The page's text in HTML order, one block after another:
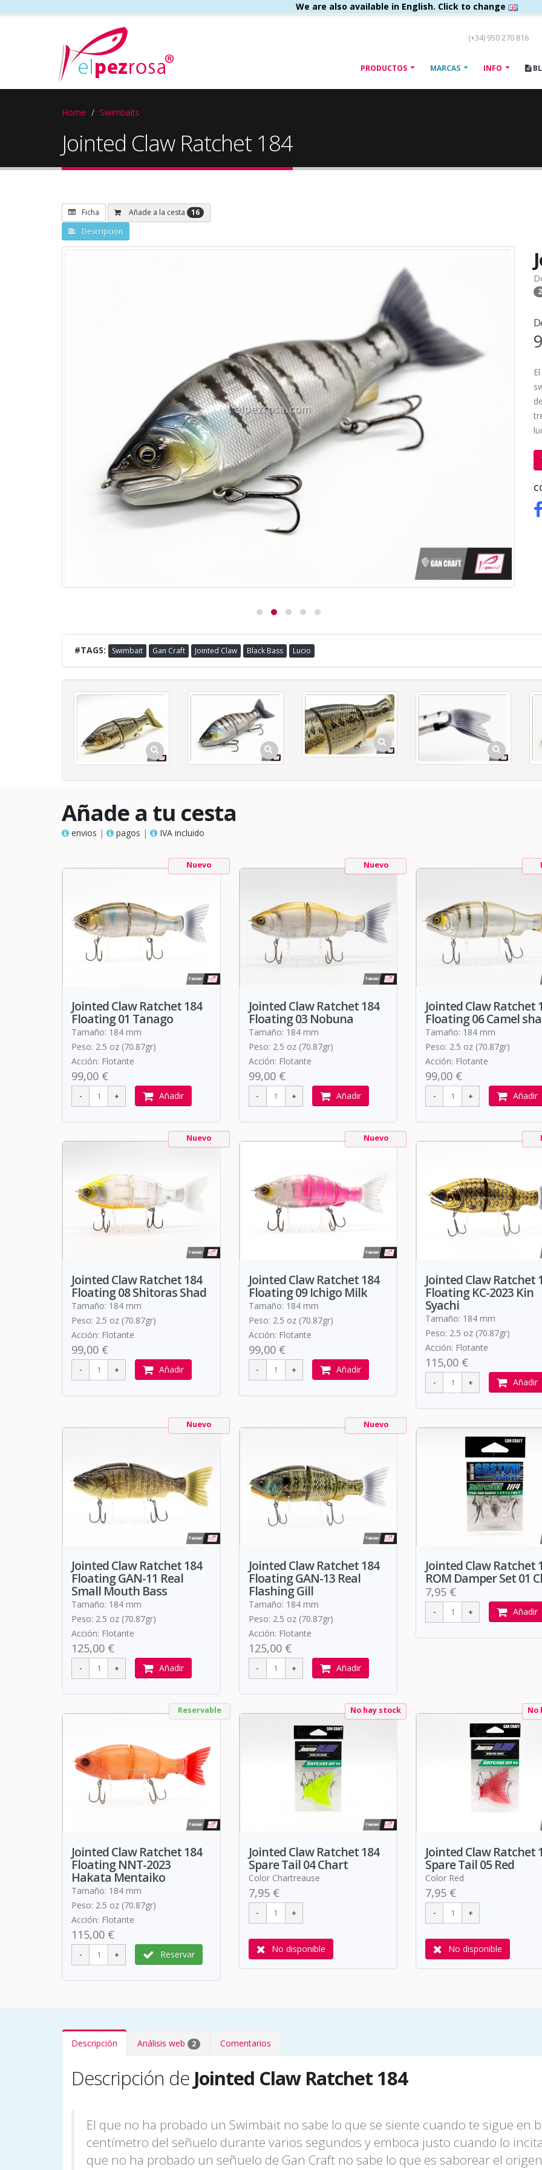
We are also available in English. Click to change
(+34) 950 270 816
PRODUCTOS MARCAS INFO
Home Swimbaits
Jointed Claw Ratchet 184
Ficha Añade a la cesta
16
Descripción
2
#TAGS: Swimbait Gan Craft Jointed Claw Black Bass Lucio
Añade a tu cesta
envios | pagos | IVA incluido
Nuevo
Jointed Claw Ratchet 184
Floating 01 Tanago
Tamaño: 184 mm
Peso: 2.5 oz (70.87gr)
Acción: Flotante
99,00 €
Añadir
Nuevo
Jointed Claw Ratchet 184
Floating 03 Nobuna
Tamaño: 184 mm
Peso: 2.5 oz (70.87gr)
Acción: Flotante
99,00 €
Añadir
Jointed Claw Ratchet
Floating 06 Camel
Tamaño: 184 mm
Peso: 2.5 oz (70.87gr)
Acción: Flotante
99,00 €
Añadir
Nuevo
Jointed Claw Ratchet 184
Floating 08 Shitoras Shad
Tamaño: 184 mm
Peso: 2.5 oz (70.87gr)
Acción: Flotante
99,00 €
Añadir
Nuevo
Jointed Claw Ratchet 184
Floating 09 Ichigo Milk
Tamaño: 184 mm
Peso: 2.5 oz (70.87gr)
Acción: Flotante
99,00 €
Añadir
Jointed Claw Ratchet
Floating KC-2023 Kin
Syachi
Tamaño: 184 mm
Peso: 2.5 oz (70.87gr)
Acción: Flotante
115,00 €
Añadir
Nuevo
Jointed Claw Ratchet 184
Floating GAN-11 Real
Small Mouth Bass
Tamaño: 184 mm
Peso: 2.5 oz (70.87gr)
Acción: Flotante
125,00 €
Añadir
Nuevo
Jointed Claw Ratchet 184
Floating GAN-13 Real
Flashing Gill
Tamaño: 184 mm
Peso: 2.5 oz (70.87gr)
Acción: Flotante
125,00 €
Añadir
Jointed Claw Ratchet
ROM Damper Set 01
7,95 €
Añadir
Reservable
Jointed Claw Ratchet 184
Floating NNT-2023
Hakata Mentaiko
Tamaño: 184 mm
Peso: 2.5 oz (70.87gr)
Acción: Flotante
115,00 €
Reservar
No hay stock
Jointed Claw Ratchet 184
Spare Tail 04 Chart
Color Chartreause
7,95 €
No disponible
No
Jointed Claw Ratchet
Spare Tail 05 Red
Color Red
7,95 €
No disponible
Descripción Análisis web 2 Comentarios
Descripción de Jointed Claw Ratchet 184
El que no ha probado un Swimbait no sabe lo que se siente cuando te sigue en
centímetro del señuelo durante varios segundos y emboca justo cuando lo
que no ha probado un señuelo de Gan Craft no sabe lo que es saborear el